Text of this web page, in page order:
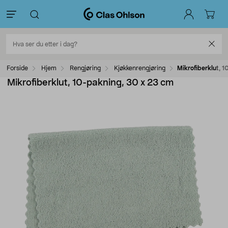
Forside Hjem Rengjøring Kjøkkenrengjøring Mikrofiberklut,
Mikrofiberklut, 10-pakning, 30 x 23 cm